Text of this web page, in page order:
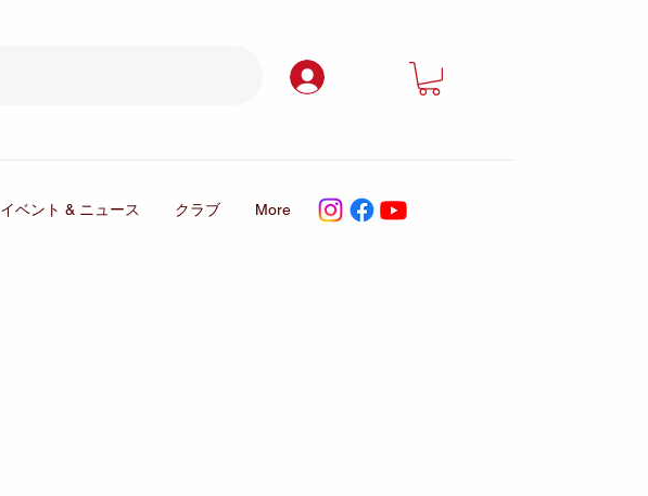
ログイン
イベント & ニュース クラブ More